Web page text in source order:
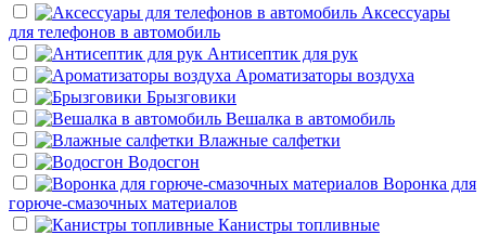
Аксессуары
для телефонов в автомобиль
Антисептик для рук
Ароматизаторы воздуха
Брызговики
Вешалка в автомобиль
Влажные салфетки
Водосгон
Воронка для
горюче-смазочных материалов
Канистры топливные